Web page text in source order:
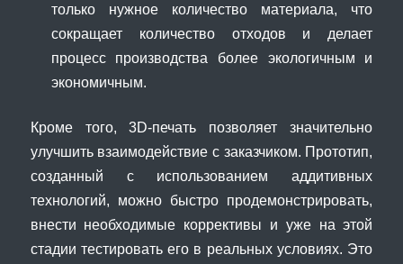
только нужное количество материала, что
сокращает количество отходов и делает
процесс производства более экологичным и
экономичным.
Кроме того, 3D-печать позволяет значительно
улучшить взаимодействие с заказчиком. Прототип,
созданный с использованием аддитивных
технологий, можно быстро продемонстрировать,
внести необходимые коррективы и уже на этой
стадии тестировать его в реальных условиях. Это